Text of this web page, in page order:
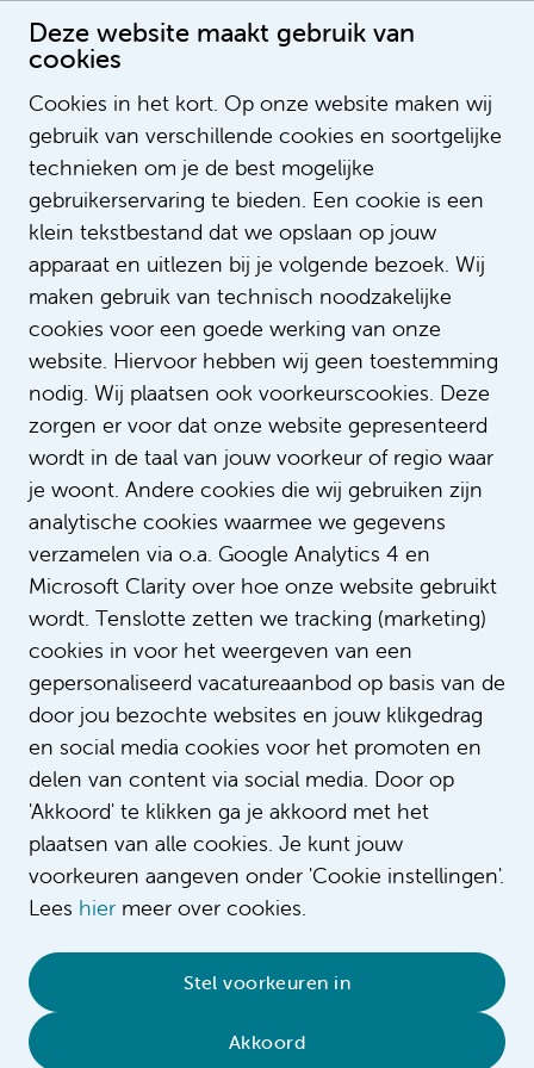
Deze website maakt gebruik van
cookies
Cookies in het kort. Op onze website maken wij
gebruik van verschillende cookies en soortgelijke
technieken om je de best mogelijke
gebruikerservaring te bieden. Een cookie is een
klein tekstbestand dat we opslaan op jouw
apparaat en uitlezen bij je volgende bezoek. Wij
maken gebruik van technisch noodzakelijke
cookies voor een goede werking van onze
website. Hiervoor hebben wij geen toestemming
nodig. Wij plaatsen ook voorkeurscookies. Deze
zorgen er voor dat onze website gepresenteerd
wordt in de taal van jouw voorkeur of regio waar
je woont. Andere cookies die wij gebruiken zijn
analytische cookies waarmee we gegevens
verzamelen via o.a. Google Analytics 4 en
Microsoft Clarity over hoe onze website gebruikt
wordt. Tenslotte zetten we tracking (marketing)
cookies in voor het weergeven van een
gepersonaliseerd vacatureaanbod op basis van de
door jou bezochte websites en jouw klikgedrag
en social media cookies voor het promoten en
delen van content via social media. Door op
'Akkoord' te klikken ga je akkoord met het
plaatsen van alle cookies. Je kunt jouw
voorkeuren aangeven onder 'Cookie instellingen'.
Lees hier meer over cookies.
Stel voorkeuren in
Akkoord
Lonneke Schats - Smeding
Cookieverklaring • Sitemap